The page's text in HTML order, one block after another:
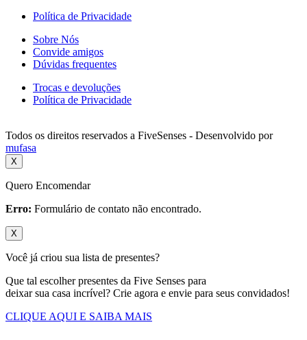
Política de Privacidade
Sobre Nós
Convide amigos
Dúvidas frequentes
Trocas e devoluções
Política de Privacidade
Todos os direitos reservados a FiveSenses - Desenvolvido por
mufasa
X
Quero Encomendar
Erro: Formulário de contato não encontrado.
X
Você já criou sua lista de presentes?
Que tal escolher presentes da Five Senses para
deixar sua casa incrível? Crie agora e envie para seus convidados!
CLIQUE AQUI E SAIBA MAIS